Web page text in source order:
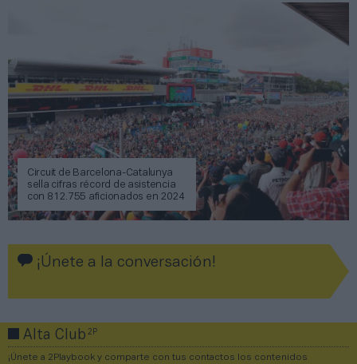
Circuit de Barcelona-Catalunya
sella cifras récord de asistencia
con 812.755 aficionados en 2024
¡Únete a la conversación!
Alta Club2P
¡Únete a 2Playbook y comparte con tus contactos los contenidos